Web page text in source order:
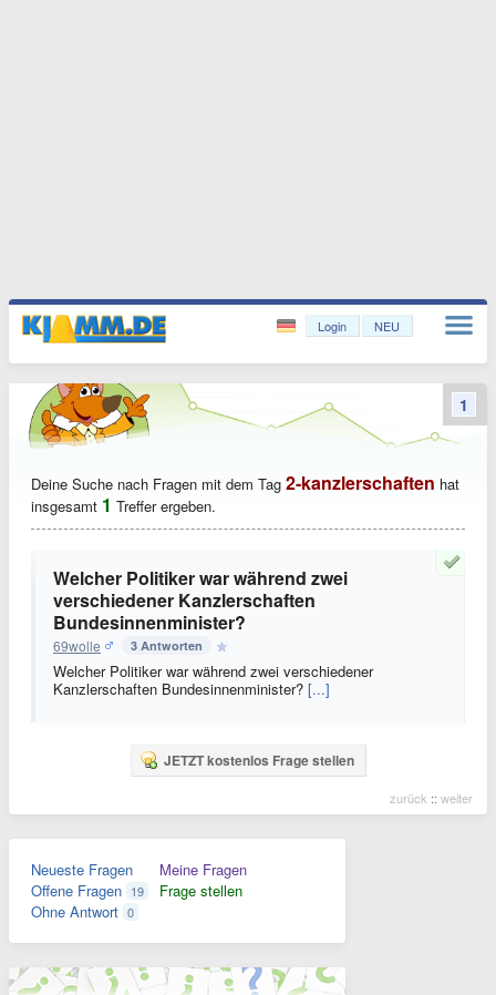
Login NEU
Deine Suche nach Fragen mit dem Tag 2-kanzlerschaften hat
insgesamt 1 Treffer ergeben.
Welcher Politiker war während zwei
verschiedener Kanzlerschaften
Bundesinnenminister?
69wolle 3 Antworten
Welcher Politiker war während zwei verschiedener
Kanzlerschaften Bundesinnenminister? [...]
JETZT kostenlos Frage stellen
zurück :: weiter
1
Neueste Fragen
Offene Fragen 19
Ohne Antwort 0
Meine Fragen
Frage stellen